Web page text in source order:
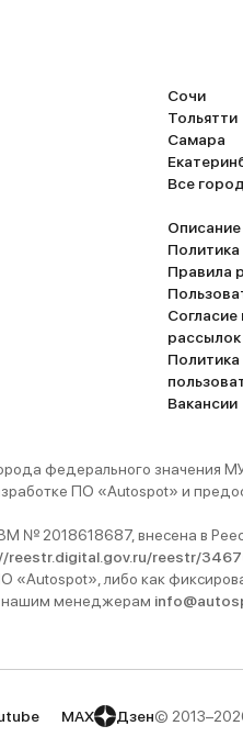
Сочи
Тольятти
Самара
Все
Правила
Согласие
рассылок
Политика
Вакансии
федерального
ПО «Autospot» и
№ 2018618687, внесена в
reestr.digital.gov.ru/reestr/
«Autospot», либо как
нашим менеджерам
MAX Дзен©